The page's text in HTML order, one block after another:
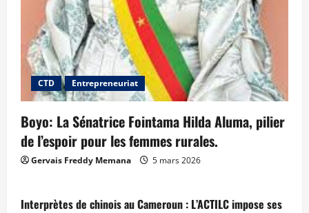
CTD Entrepreneuriat
Boyo: La Sénatrice Fointama Hilda Aluma, pilier
de l’espoir pour les femmes rurales.
Gervais Freddy Memana 5 mars 2026
Interprètes de chinois au Cameroun : L’ACTILC impose ses